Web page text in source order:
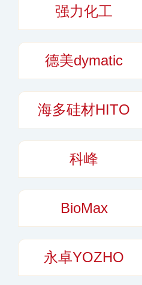
强力化工
德美dymatic
海多硅材HITO
科峰
BioMax
永卓YOZHO